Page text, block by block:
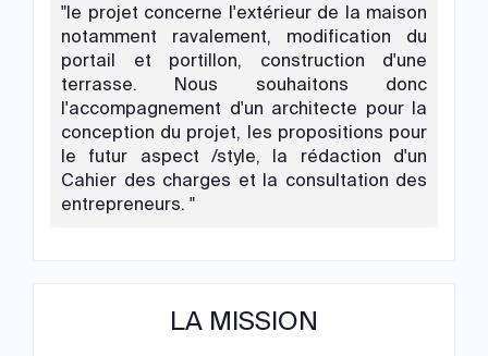
"le projet concerne l'extérieur de la maison
notamment ravalement, modification du
portail et portillon, construction d'une
terrasse. Nous souhaitons donc
l'accompagnement d'un architecte pour la
conception du projet, les propositions pour
le futur aspect /style, la rédaction d'un
Cahier des charges et la consultation des
entrepreneurs. "
LA MISSION